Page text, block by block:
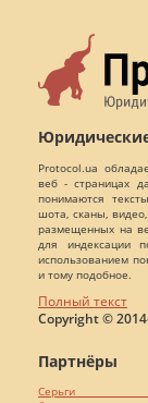
Protocol.ua
веб - страницах
понимаются
шота, сканы,
размещенных на
для индексации
использованием
и тому подобное.
Полный текст
Copyright ©
Партнёры
Серьги